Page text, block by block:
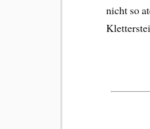
nicht so